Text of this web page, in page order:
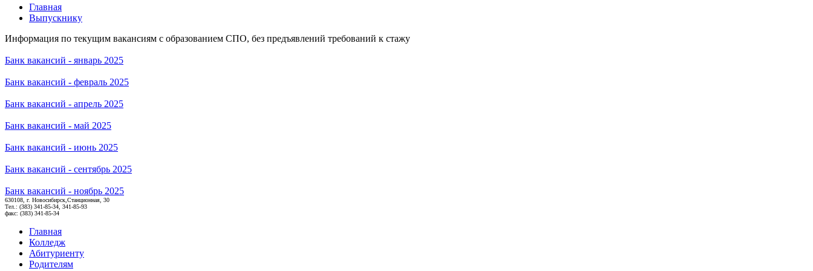
Главная
Выпускнику
Информация по текущим вакансиям с образованием СПО, без предъявлений требований к стажу
Банк вакансий - январь 2025
Банк вакансий - февраль 2025
Банк вакансий - апрель 2025
Банк вакансий - май 2025
Банк вакансий - июнь 2025
Банк вакансий - сентябрь 2025
Банк вакансий - ноябрь 2025
630108, г. Новосибирск,Станционная, 30
Тел.: (383) 341-85-34, 341-85-93
факс: (383) 341-85-34
Главная
Колледж
Абитуриенту
Родителям